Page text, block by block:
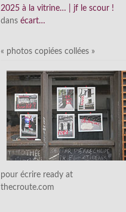
2025 à la vitrine… | jf le scour !
dans écart…
« photos copiées collées »
pour écrire ready at
thecroute.com